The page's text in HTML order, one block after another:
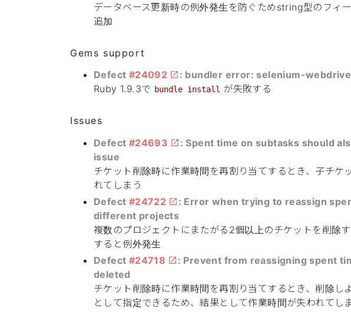
データベース更新時の例外発生を防ぐためstring型のフィ
追加
Gems support
Defect #24092
: bundler error: selenium-
Ruby 1.9.3で bundle install が失敗する
Issues
Defect #24693
: Spent time on subtasks should
issue
チケット削除時に作業時間を再割り当てするとき、子チケ
れてしまう
Defect #24722
: Error when trying to reassign
different projects
複数のプロジェクトにまたがる2個以上のチケットを削除
すると例外発生
Defect #24718
: Prevent from reassigning spent
deleted
チケット削除時に作業時間を再割り当てするとき、削除し
として指定できるため、結果として作業時間が失われてし